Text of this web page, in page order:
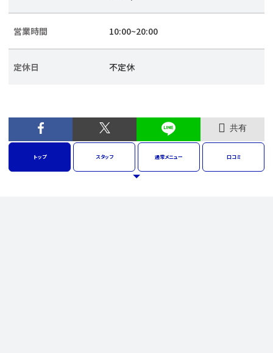
営業時間 10:00~20:00
定休日 不定休
共有
トップ スタッフ 通常メニュー 口コミ